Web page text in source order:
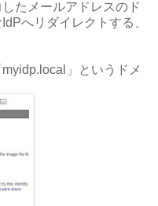
たメールアドレスのド
へリダイレクトする、
」というドメ